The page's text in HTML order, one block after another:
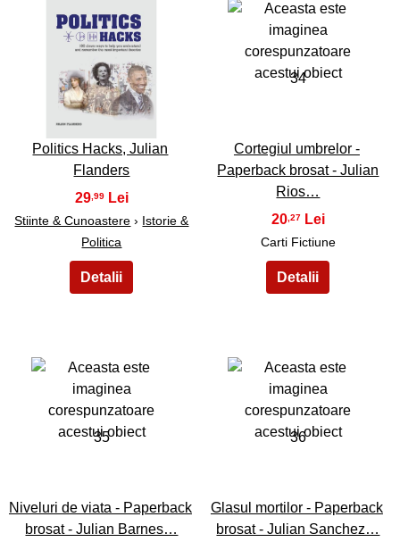
33
Politics Hacks, Julian
Flanders
29,99
Stiinte & Cunoastere › Istorie &
Politica
34
Cortegiul umbrelor -
Paperback brosat - Julian
Rios…
20,27
Carti Fictiune
35
Niveluri de viata - Paperback
brosat - Julian Barnes…
36
Glasul mortilor - Paperback
brosat - Julian Sanchez…